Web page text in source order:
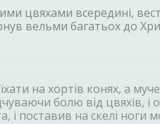
цвяхами всередині,
вельми багатьох до
на хортів конях, а
болю від цвяхів, і
поставив на скелі ноги